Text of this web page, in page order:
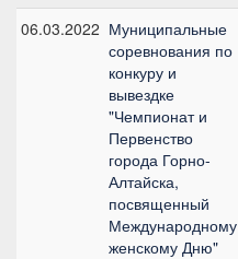
06.03.2022 Муниципальные
соревнования по
конкуру и
вывездке
"Чемпионат и
Первенство
города Горно-
Алтайска,
посвященный
Международному
женскому Дню"